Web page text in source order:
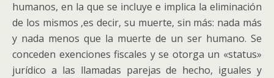
humanos, en la que se incluye e implica la eliminación
de los mismos ,es decir, su muerte, sin más: nada más
y nada menos que la muerte de un ser humano. Se
conceden exenciones fiscales y se otorga un «status»
jurídico a las llamadas parejas de hecho, iguales y